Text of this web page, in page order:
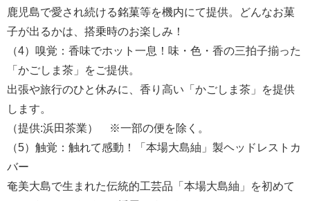
鹿児島で愛され続ける銘菓等を機内にて提供。どんなお菓
子が出るかは、搭乗時のお楽しみ！
（4）嗅覚：香味でホット一息！味・色・香の三拍子揃った
「かごしま茶」をご提供。
出張や旅行のひと休みに、香り高い「かごしま茶」を提供
します。
（提供:浜田茶業） ※一部の便を除く。
（5）触覚：触れて感動！「本場大島紬」製ヘッドレストカ
バー
奄美大島で生まれた伝統的工芸品「本場大島紬」を初めて